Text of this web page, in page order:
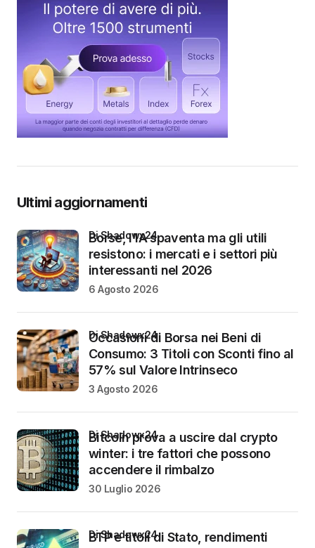
Ultimi aggiornamenti
Borse, l’IA spaventa ma gli utili
resistono: i mercati e i settori più
interessanti nel 2026
di Shadowx24
6 Agosto 2026
Occasioni di Borsa nei Beni di
Consumo: 3 Titoli con Sconti fino al
57% sul Valore Intrinseco
di Shadowx24
3 Agosto 2026
Bitcoin prova a uscire dal crypto
winter: i tre fattori che possono
accendere il rimbalzo
di Shadowx24
30 Luglio 2026
BTP e titoli di Stato, rendimenti
di Shadowx24